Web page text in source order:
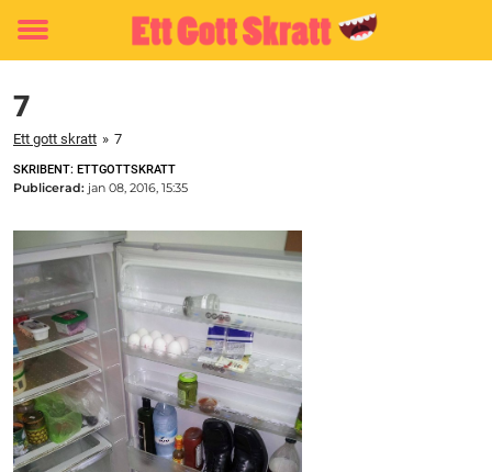
Toggle
7
Ett gott skratt » 7
SKRIBENT: ETTGOTTSKRATT
Publicerad: jan 08, 2016, 15:35